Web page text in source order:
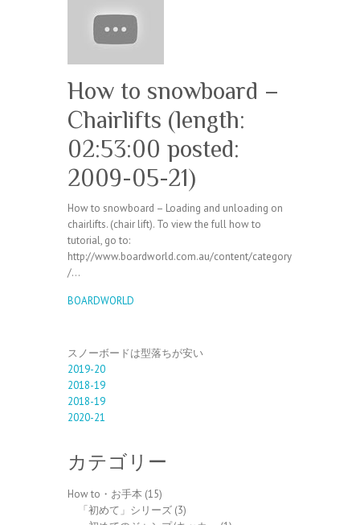
How to snowboard –
Chairlifts (length:
02:53:00 posted:
2009-05-21)
How to snowboard – Loading and unloading on
chairlifts. (chair lift). To view the full how to
tutorial, go to:
http://www.boardworld.com.au/content/category
/…
BOARDWORLD
スノーボードは型落ちが安い
2019-20
2018-19
2018-19
2020-21
カテゴリー
How to・お手本 (15)
「初めて」シリーズ (3)